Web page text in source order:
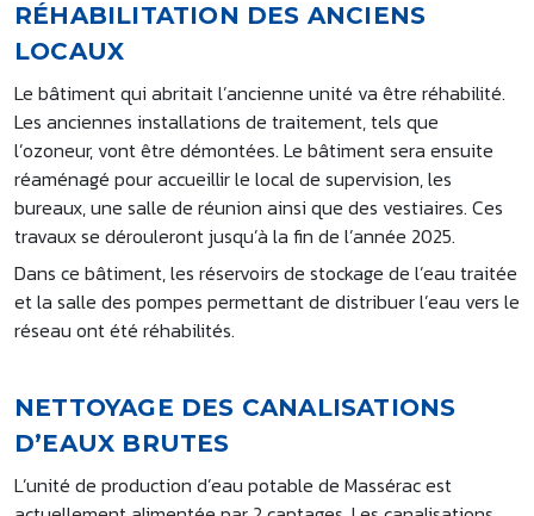
RÉHABILITATION DES ANCIENS
LOCAUX
Le bâtiment qui abritait l’ancienne unité va être réhabilité.
Les anciennes installations de traitement, tels que
l’ozoneur, vont être démontées. Le bâtiment sera ensuite
réaménagé pour accueillir le local de supervision, les
bureaux, une salle de réunion ainsi que des vestiaires. Ces
travaux se dérouleront jusqu’à la fin de l’année 2025.
Dans ce bâtiment, les réservoirs de stockage de l’eau traitée
et la salle des pompes permettant de distribuer l’eau vers le
réseau ont été réhabilités.
NETTOYAGE DES CANALISATIONS
D’EAUX BRUTES
L’unité de production d’eau potable de Massérac est